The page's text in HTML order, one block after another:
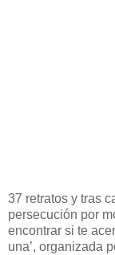
37 retratos y tras
persecución por
encontrar si te
una’, organizada